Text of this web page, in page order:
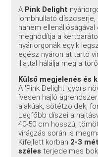
A Pink Delight
lombhullató
hanem
meghódítja a
nyáriorgonák egyik
egész nyáron át tartó
illattal hálálja meg a
Külső megjelenés és
A 'Pink Delight' gyors
ívesen hajló
alakúak, sötétzöldek,
Legfőbb díszei a
40-50 cm hosszú,
virágzás során is
Kifejlett korban 2-3
széles terjedelmes